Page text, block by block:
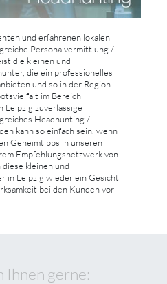
und erfahrenen lokalen
Personalvermittlung /
die kleinen und
die ein professionelles
und so in der Region
im Bereich
Leipzig zuverlässige
Headhunting /
kann so einfach sein, wenn
Geheimtipps in unseren
Empfehlungsnetzwerk von
kleinen und
in Leipzig wieder ein Gesicht
bei den Kunden vor
Ihnen gerne: